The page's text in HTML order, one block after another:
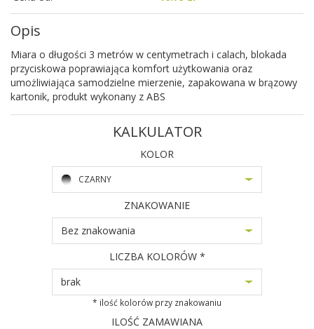
Opis
Miara o długości 3 metrów w centymetrach i calach, blokada
przyciskowa poprawiająca komfort użytkowania oraz
umożliwiająca samodzielne mierzenie, zapakowana w brązowy
kartonik, produkt wykonany z ABS
KALKULATOR
KOLOR
CZARNY
ZNAKOWANIE
Bez znakowania
LICZBA KOLORÓW *
brak
* ilość kolorów przy znakowaniu
ILOŚĆ ZAMAWIANA